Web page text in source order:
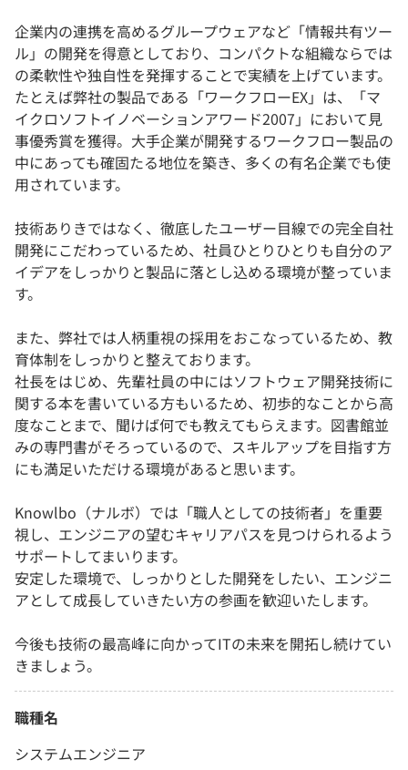
企業内の連携を高めるグループウェアなど「情報共有ツー
ル」の開発を得意としており、コンパクトな組織ならでは
の柔軟性や独自性を発揮することで実績を上げています。
たとえば弊社の製品である「ワークフローEX」は、「マ
イクロソフトイノベーションアワード2007」において見
事優秀賞を獲得。大手企業が開発するワークフロー製品の
中にあっても確固たる地位を築き、多くの有名企業でも使
用されています。
技術ありきではなく、徹底したユーザー目線での完全自社
開発にこだわっているため、社員ひとりひとりも自分のア
イデアをしっかりと製品に落とし込める環境が整っていま
す。
また、弊社では人柄重視の採用をおこなっているため、教
育体制をしっかりと整えております。
社長をはじめ、先輩社員の中にはソフトウェア開発技術に
関する本を書いている方もいるため、初歩的なことから高
度なことまで、聞けば何でも教えてもらえます。図書館並
みの専門書がそろっているので、スキルアップを目指す方
にも満足いただける環境があると思います。
Knowlbo（ナルボ）では「職人としての技術者」を重要
視し、エンジニアの望むキャリアパスを見つけられるよう
サポートしてまいります。
安定した環境で、しっかりとした開発をしたい、エンジニ
アとして成長していきたい方の参画を歓迎いたします。
今後も技術の最高峰に向かってITの未来を開拓し続けてい
きましょう。
職種名
システムエンジニア